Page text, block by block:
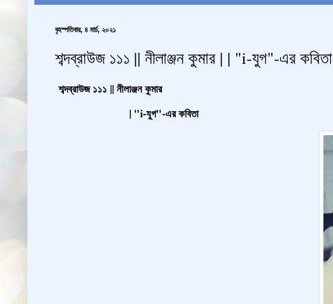
বৃহস্পতিবার, ৪ মার্চ, ২০২১
শব্দব্রাউজ ১১১ || নীলাঞ্জন কুমার | | "i-যুগ"-এর কবিতা
শব্দব্রাউজ ১১১ || নীলাঞ্জন কুমার
| "i-যুগ"-এর কবিতা